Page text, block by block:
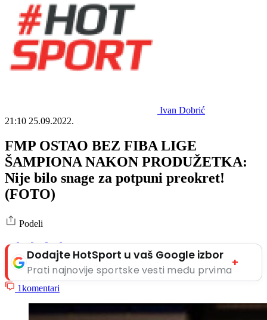
Ivan Dobrić
21:10 25.09.2022.
FMP OSTAO BEZ FIBA LIGE
ŠAMPIONA NAKON PRODUŽETKA:
Nije bilo snage za potpuni preokret!
(FOTO)
Podeli
Dodajte HotSport u vaš Google izbor
Prati najnovije sportske vesti među prvima
+
1komentari